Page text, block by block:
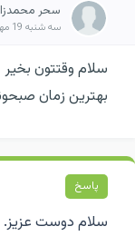
سحر
سه شنبه 19 مهر 1401
سلام وقتتون بخیر
بهترین زمان
پاسخ
سلام دوست عزیز.